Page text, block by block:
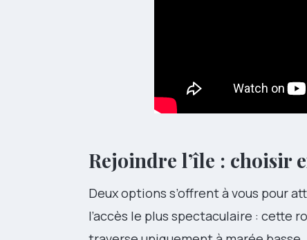
Rejoindre l’île : choisir
Deux options s’offrent à vous pour
l’accès le plus spectaculaire : cette